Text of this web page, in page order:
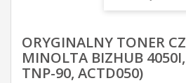
ORYGINALNY TONER
MINOLTA BIZHUB
TNP-90, ACTD050)